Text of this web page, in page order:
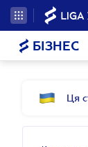
БІЗНЕС
Ця